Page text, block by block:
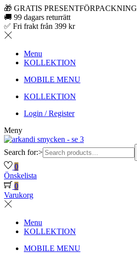
🎁 GRATIS PRESENTFÖRPACKNING
🚚 99 dagars returrätt
✅ Fri frakt från 399 kr
Menu
KOLLEKTION
MOBILE MENU
KOLLEKTION
Login / Register
Meny
Search for:>
0
Önskelista
0
Varukorg
Menu
KOLLEKTION
MOBILE MENU